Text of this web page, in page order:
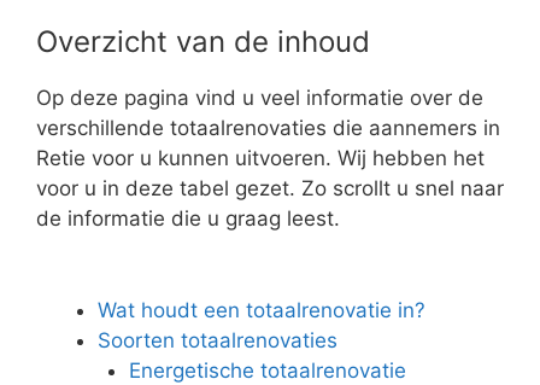
Overzicht van de inhoud
Op deze pagina vind u veel informatie over de
verschillende totaalrenovaties die aannemers in
Retie voor u kunnen uitvoeren. Wij hebben het
voor u in deze tabel gezet. Zo scrollt u snel naar
de informatie die u graag leest.
Wat houdt een totaalrenovatie in?
Soorten totaalrenovaties
Energetische totaalrenovatie